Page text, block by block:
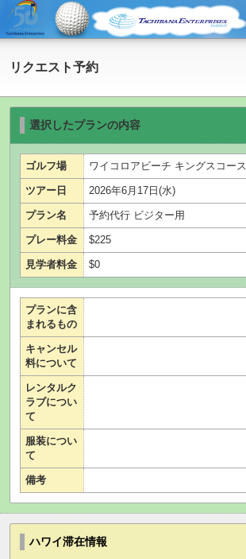
リクエスト予約
選択したプランの内容
ゴルフ場 ワイコロアビーチ キングスコース
ツアー日 2026年6月17日(水)
プラン名 予約代行 ビジター用
プレー料金 $225
見学者料金 $0
プランに含
まれるもの
キャンセル
料について
レンタルク
ラブについ
て
服装につい
て
備考
ハワイ滞在情報